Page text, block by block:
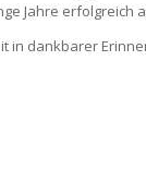
Jahre erfolgreich
in dankbarer